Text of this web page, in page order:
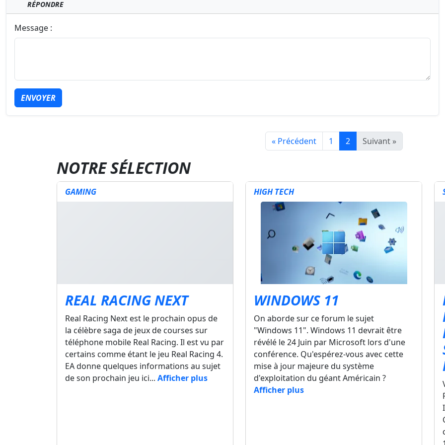
RÉPONDRE
Message :
ENVOYER
« Précédent 1 2 Suivant »
NOTRE SÉLECTION
GAMING
REAL RACING NEXT
Real Racing Next est le prochain opus de
la célèbre saga de jeux de courses sur
téléphone mobile Real Racing. Il est vu par
certains comme étant le jeu Real Racing 4.
EA donne quelques informations au sujet
de son prochain jeu ici... Afficher plus
HIGH TECH
WINDOWS 11
On aborde sur ce forum le sujet
"Windows 11". Windows 11 devrait être
révélé le 24 Juin par Microsoft lors d'une
conférence. Qu'espérez-vous avec cette
mise à jour majeure du système
d'exploitation du géant Américain ?
Afficher plus